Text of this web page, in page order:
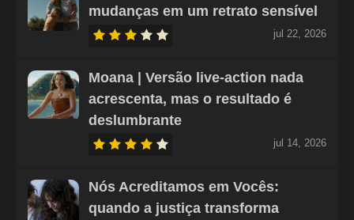
mudanças em um retrato sensível
jul 22, 2026
Moana | Versão live-action nada
acrescenta, mas o resultado é
deslumbrante
jul 14, 2026
Nós Acreditamos em Vocês:
quando a justiça transforma